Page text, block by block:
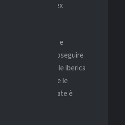
Hernández, Alex
e
gradirebbe proseguire
lasciare la capitale iberica
di ricalcare le
strutturata. L’estate è
già iniziati.